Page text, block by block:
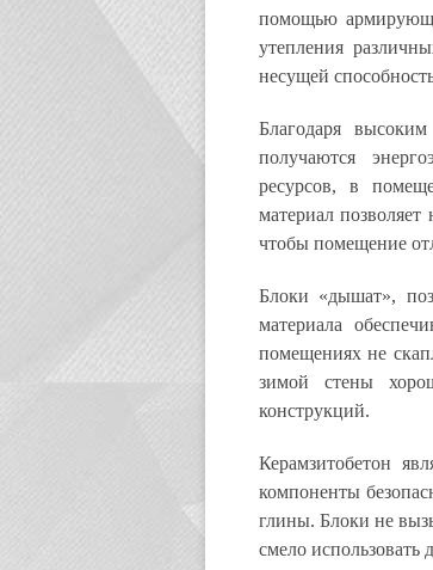
помощью
утепления
несущей
Благодаря высоким
получаются
ресурсов, в
материал позволяет
чтобы помещение
Блоки «дышат»,
материала
помещениях не
зимой стены
конструкций.
Керамзитобетон
компоненты
глины. Блоки не
смело использовать